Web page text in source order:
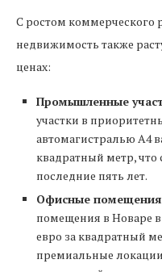
С ростом
недвижимость также
ценах:
Промышленные
участки в
автомагистралью А4
квадратный метр, что
последние пять лет.
Офисные помещения
помещения в Новаре в
евро за квадратный
премиальные локации